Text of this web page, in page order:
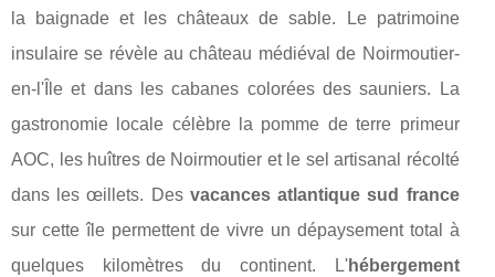
la baignade et les châteaux de sable. Le patrimoine
insulaire se révèle au château médiéval de Noirmoutier-
en-l'Île et dans les cabanes colorées des sauniers. La
gastronomie locale célèbre la pomme de terre primeur
AOC, les huîtres de Noirmoutier et le sel artisanal récolté
dans les œillets. Des vacances atlantique sud france
sur cette île permettent de vivre un dépaysement total à
quelques kilomètres du continent. L'hébergement